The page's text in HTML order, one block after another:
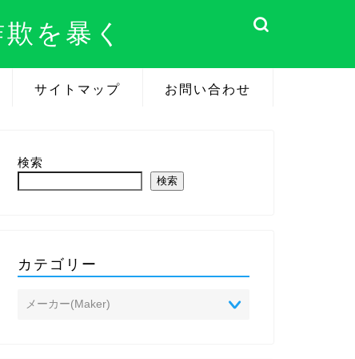
を暴く
サイトマップ お問い合わせ
検索
検索
カテゴリー